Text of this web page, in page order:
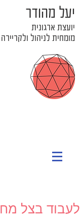
יעל מהודר
יועצת ארגונית
מומחית לניהול ולקריירה
לעבוד בצל